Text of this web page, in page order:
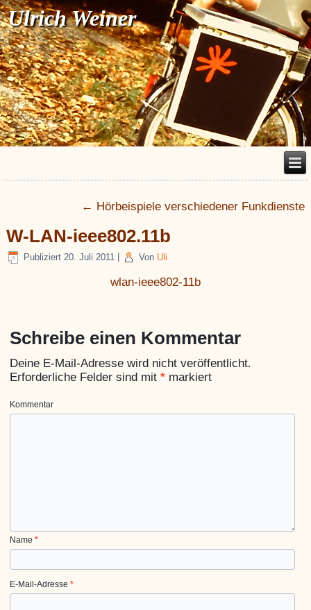
Ulrich Weiner
← Hörbeispiele verschiedener Funkdienste
W-LAN-ieee802.11b
Publiziert 20. Juli 2011 Von Uli
wlan-ieee802-11b
Schreibe einen Kommentar
Deine E-Mail-Adresse wird nicht veröffentlicht.
Erforderliche Felder sind mit* markiert
Kommentar
Name*
E-Mail-Adresse*